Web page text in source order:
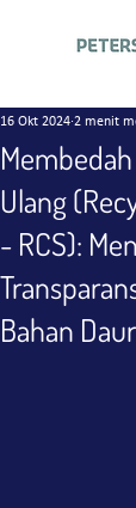
Ulang
- RCS):
Bahan
16 Okt 2024 2 menit